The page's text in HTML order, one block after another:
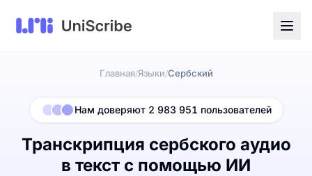
Главная/Языки/Сербский
Нам доверяют 2 983 951 пользователей
Транскрипция сербского аудио
в текст с помощью ИИ